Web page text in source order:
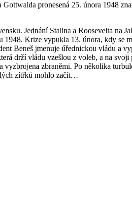
pronesená 25. února 1948
Jednání Stalina a Roosevelta na
Krize vypukla 13. února, kdy se
Beneš jmenuje úřednickou vládu a
drží vládu vzešlou z voleb, a na
zbraněmi. Po několika
zítřků mohlo začít…